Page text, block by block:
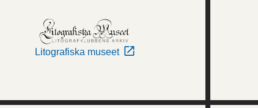
Litografiska museet